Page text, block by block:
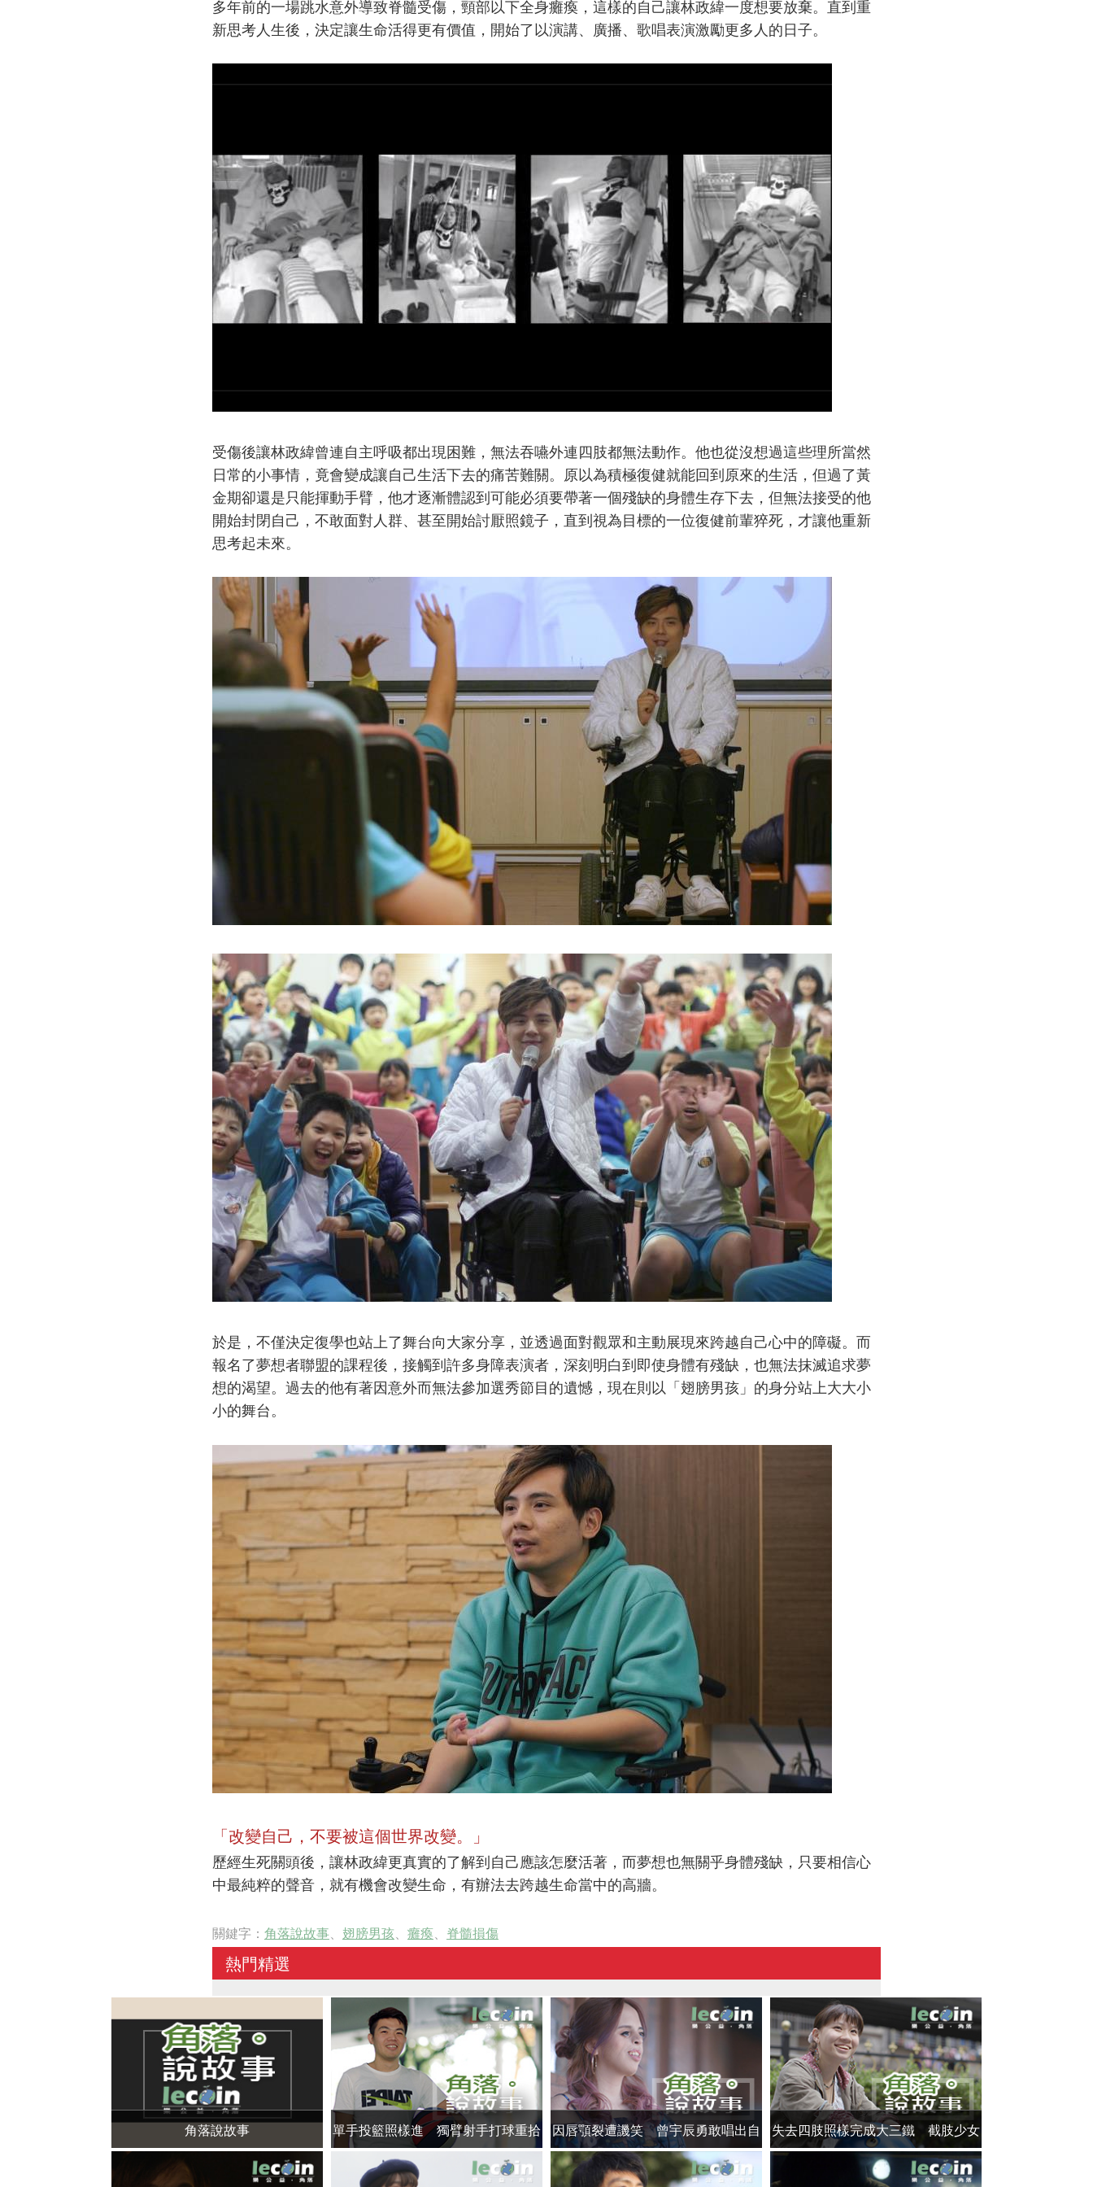
多年前的一場跳水意外導致脊髓受傷，頸部以下全身癱瘓，這樣的自己讓林政緯一度想要放棄。直到重
新思考人生後，決定讓生命活得更有價值，開始了以演講、廣播、歌唱表演激勵更多人的日子。
受傷後讓林政緯曾連自主呼吸都出現困難，無法吞嚥外連四肢都無法動作。他也從沒想過這些理所當然
日常的小事情，竟會變成讓自己生活下去的痛苦難關。原以為積極復健就能回到原來的生活，但過了黃
金期卻還是只能揮動手臂，他才逐漸體認到可能必須要帶著一個殘缺的身體生存下去，但無法接受的他
開始封閉自己，不敢面對人群、甚至開始討厭照鏡子，直到視為目標的一位復健前輩猝死，才讓他重新
思考起未來。
於是，不僅決定復學也站上了舞台向大家分享，並透過面對觀眾和主動展現來跨越自己心中的障礙。而
報名了夢想者聯盟的課程後，接觸到許多身障表演者，深刻明白到即使身體有殘缺，也無法抹滅追求夢
想的渴望。過去的他有著因意外而無法參加選秀節目的遺憾，現在則以「翅膀男孩」的身分站上大大小
小的舞台。
「改變自己，不要被這個世界改變。」
歷經生死關頭後，讓林政緯更真實的了解到自己應該怎麼活著，而夢想也無關乎身體殘缺，只要相信心
中最純粹的聲音，就有機會改變生命，有辦法去跨越生命當中的高牆。
關鍵字： 角落說故事、 翅膀男孩、 癱瘓、 脊髓損傷
熱門精選
角落說故事 單手投籃照樣進 獨臂射手打球重拾 因唇顎裂遭譏笑 曾宇辰勇敢唱出自
信美
失去四肢照樣完成大三鐵 截肢少女
勇敢挑戰自我